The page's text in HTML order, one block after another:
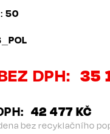
50
DPH 35
42 477 KČ
bez recyklačního